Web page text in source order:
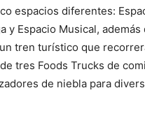
espacios diferentes:
y Espacio Musical,
tren turístico que
tres Foods Trucks de
de niebla para